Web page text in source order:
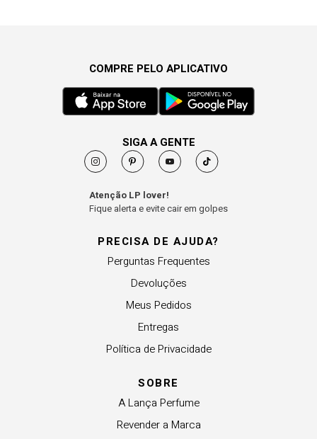
PRECISA DE AJUDA?
Perguntas Frequentes
Devoluções
Meus Pedidos
Entregas
Política de Privacidade
SOBRE
A Lança Perfume
Revender a Marca
COMPRE PELO APLICATIVO
SIGA A GENTE
Atenção LP lover!
Fique alerta e evite cair em golpes